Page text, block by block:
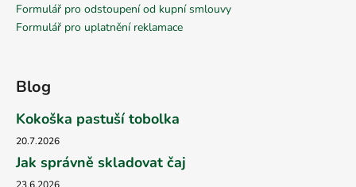
Formulář pro odstoupení od kupní smlouvy
Formulář pro uplatnění reklamace
Blog
Kokoška pastuší tobolka
20.7.2026
Jak správně skladovat čaj